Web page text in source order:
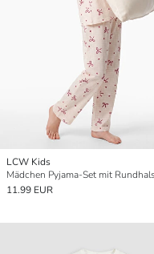
LCW Kids
11.99 EUR